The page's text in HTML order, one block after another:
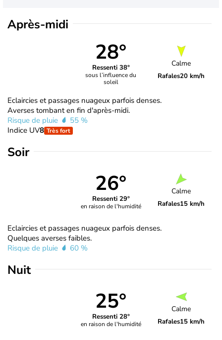
Après-midi
28°
Ressenti 38°
sous l’influence du
soleil
Calme
Rafales20 km/h
Eclaircies et passages nuageux parfois denses.
Averses tombant en fin d'après-midi.
Risque de pluie
55 %
Indice UV8 Très fort
Soir
26°
Ressenti 29°
en raison de l'humidité
Calme
Rafales15 km/h
Eclaircies et passages nuageux parfois denses.
Quelques averses faibles.
Risque de pluie
60 %
Nuit
25°
Ressenti 28°
en raison de l'humidité
Calme
Rafales15 km/h